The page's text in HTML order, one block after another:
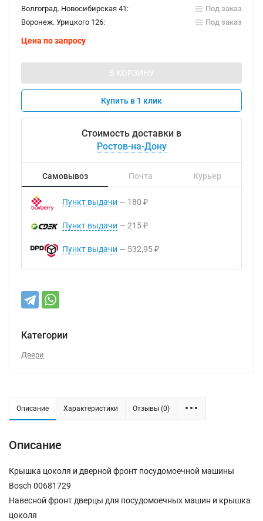
Волгоград. Новосибирская 41:
Под заказ
Воронеж. Урицкого 126:
Под заказ
Цена по запросу
В КОРЗИНУ
Купить в 1 клик
Стоимость доставки в
Ростов-на-Дону
Самовывоз Почта Курьер
Пункт выдачи 180 ₽
Пункт выдачи 215 ₽
Пункт выдачи 532,95 ₽
Категории
Двери
Описание Характеристики Отзывы (0)
Описание
Крышка цоколя и дверной фронт посудомоечной машины
Bosch 00681729
Навесной фронт дверцы для посудомоечных машин и крышка
цоколя